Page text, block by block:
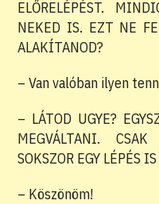
ELŐRELÉPÉST.
NEKED IS. EZT NE
ALAKÍTANOD?
– Van valóban ilyen
– LÁTOD UGYE?
MEGVÁLTANI.
SOKSZOR EGY LÉPÉS
– Köszönöm!